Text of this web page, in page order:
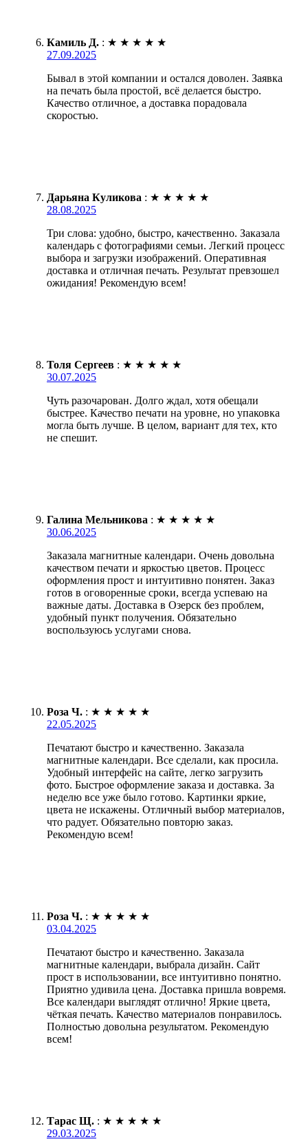
Камиль Д. : ★ ★ ★ ★ ★
27.09.2025
Бывал в этой компании и остался доволен. Заявка
на печать была простой, всё делается быстро.
Качество отличное, а доставка порадовала
скоростью.
Дарьяна Куликова : ★ ★ ★ ★ ★
28.08.2025
Три слова: удобно, быстро, качественно. Заказала
календарь с фотографиями семьи. Легкий процесс
выбора и загрузки изображений. Оперативная
доставка и отличная печать. Результат превзошел
ожидания! Рекомендую всем!
Толя Сергеев : ★ ★ ★ ★ ★
30.07.2025
Чуть разочарован. Долго ждал, хотя обещали
быстрее. Качество печати на уровне, но упаковка
могла быть лучше. В целом, вариант для тех, кто
не спешит.
Галина Мельникова : ★ ★ ★ ★ ★
30.06.2025
Заказала магнитные календари. Очень довольна
качеством печати и яркостью цветов. Процесс
оформления прост и интуитивно понятен. Заказ
готов в оговоренные сроки, всегда успеваю на
важные даты. Доставка в Озерск без проблем,
удобный пункт получения. Обязательно
воспользуюсь услугами снова.
Роза Ч. : ★ ★ ★ ★ ★
22.05.2025
Печатают быстро и качественно. Заказала
магнитные календари. Все сделали, как просила.
Удобный интерфейс на сайте, легко загрузить
фото. Быстрое оформление заказа и доставка. За
неделю все уже было готово. Картинки яркие,
цвета не искажены. Отличный выбор материалов,
что радует. Обязательно повторю заказ.
Рекомендую всем!
Роза Ч. : ★ ★ ★ ★ ★
03.04.2025
Печатают быстро и качественно. Заказала
магнитные календари, выбрала дизайн. Сайт
прост в использовании, все интуитивно понятно.
Приятно удивила цена. Доставка пришла вовремя.
Все календари выглядят отлично! Яркие цвета,
чёткая печать. Качество материалов понравилось.
Полностью довольна результатом. Рекомендую
всем!
Тарас Щ. : ★ ★ ★ ★ ★
29.03.2025